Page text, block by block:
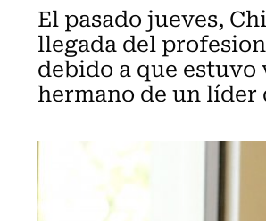
El pasado jueves,
llegada del
debido a que
hermano de un líder